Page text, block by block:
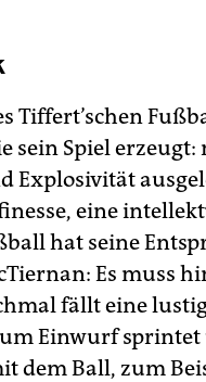
Tiffert’schen
sein Spiel
Explosivität
eine
hat seine
Es muss
fällt eine
Einwurf
dem Ball, zum